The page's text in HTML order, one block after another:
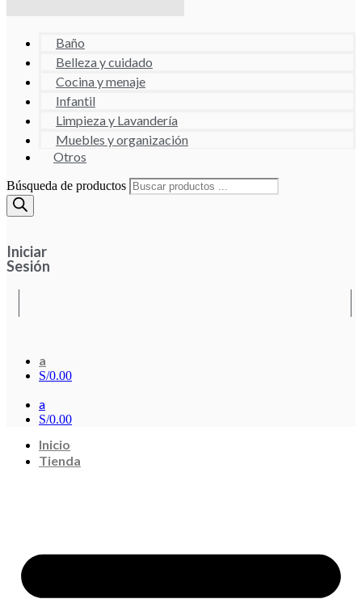
Baño
Belleza y cuidado
Cocina y menaje
Infantil
Limpieza y Lavandería
Muebles y organización
Otros
Búsqueda de productos
Iniciar
Sesión
a
S/0.00
a
S/0.00
Inicio
Tienda